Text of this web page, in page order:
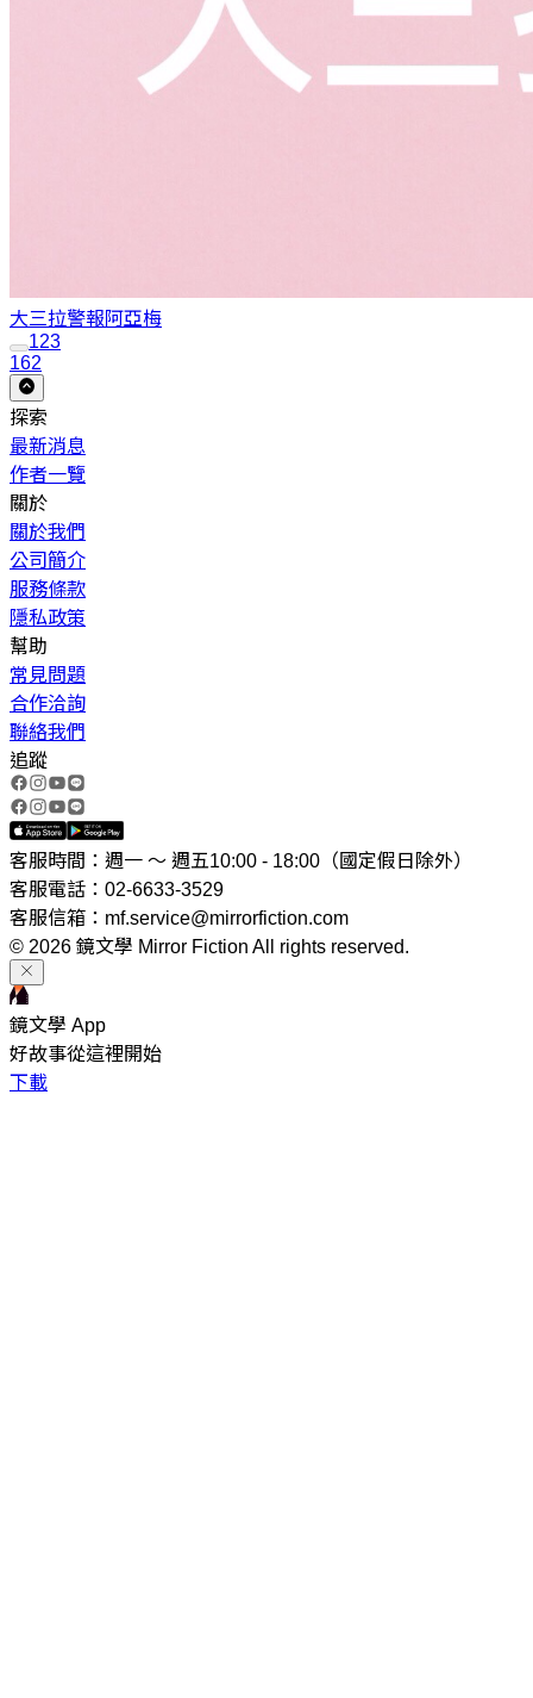
大三拉警報阿亞梅
123
162
探索
最新消息
作者一覽
關於
關於我們
公司簡介
服務條款
隱私政策
幫助
常見問題
合作洽詢
聯絡我們
追蹤
客服時間：週一 ～ 週五10:00 - 18:00（國定假日除外）
客服電話：02-6633-3529
客服信箱：mf.service@mirrorfiction.com
© 2026 鏡文學 Mirror Fiction All rights reserved.
鏡文學 App
好故事從這裡開始
下載